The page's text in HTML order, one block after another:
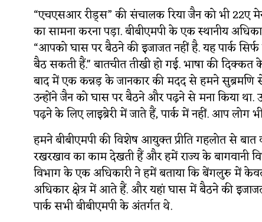
“एचएसआर रीड्स” की संचालक रिया जैन को भी 22ए
का सामना करना पड़ा. बीबीएमपी के एक स्थानीय
“आपको घास पर बैठने की इजाजत नहीं है. यह पार्क
बैठ सकती हैं.'' बातचीत तीखी हो गई. भाषा की
बाद में एक कन्नड़ के जानकार की मदद से हमने सुब्रमणि
उन्होंने जैन को घास पर बैठने और पढ़ने से मना किया था.
पढ़ने के लिए लाइब्रेरी में जाते हैं, पार्क में नहीं. आप लोग
हमने बीबीएमपी की विशेष आयुक्त प्रीति गहलोत से बात
रखरखाव का काम देखती हैं और हमें राज्य के बागवानी
विभाग के एक अधिकारी ने हमें बताया कि बेंगलुरु में
अधिकार क्षेत्र में आते हैं. और यहां घास में बैठने की
पार्क सभी बीबीएमपी के अंतर्गत थे.